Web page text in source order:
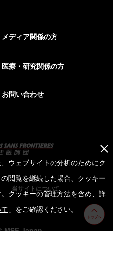
メディア関係の方
医療・研究関係の方
お問い合わせ
当サイトについて
MSF Japan
トップへ
ウェブサイトの分析のためにク
閲覧を継続した場合、クッキー
クッキーの管理方法を含め、詳
」をご確認ください。